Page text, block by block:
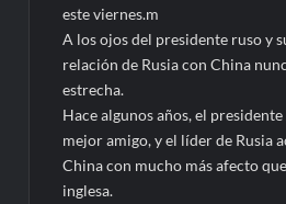
este viernes.m
A los ojos del presidente ruso y
relación de Rusia con China
estrecha.
Hace algunos años, el
mejor amigo, y el líder de Rusia
China con mucho más afecto
inglesa.